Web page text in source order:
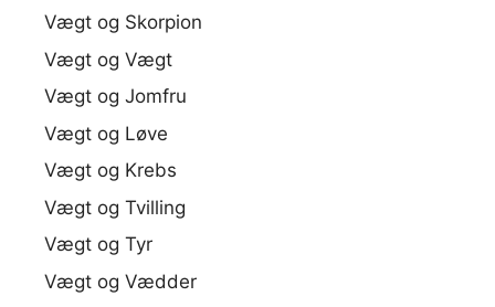
Vægt og Skorpion
Vægt og Vægt
Vægt og Jomfru
Vægt og Løve
Vægt og Krebs
Vægt og Tvilling
Vægt og Tyr
Vægt og Vædder